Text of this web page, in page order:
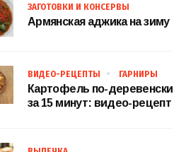
ЗАГОТОВКИ И КОНСЕРВЫ
Армянская аджика на зиму
ВИДЕО-РЕЦЕПТЫ ГАРНИРЫ
Картофель по-деревенски
за 15 минут: видео-рецепт